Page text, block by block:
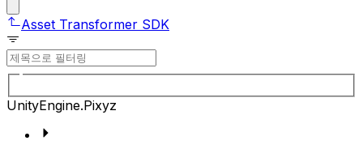
Asset Transformer SDK
UnityEngine.Pixyz